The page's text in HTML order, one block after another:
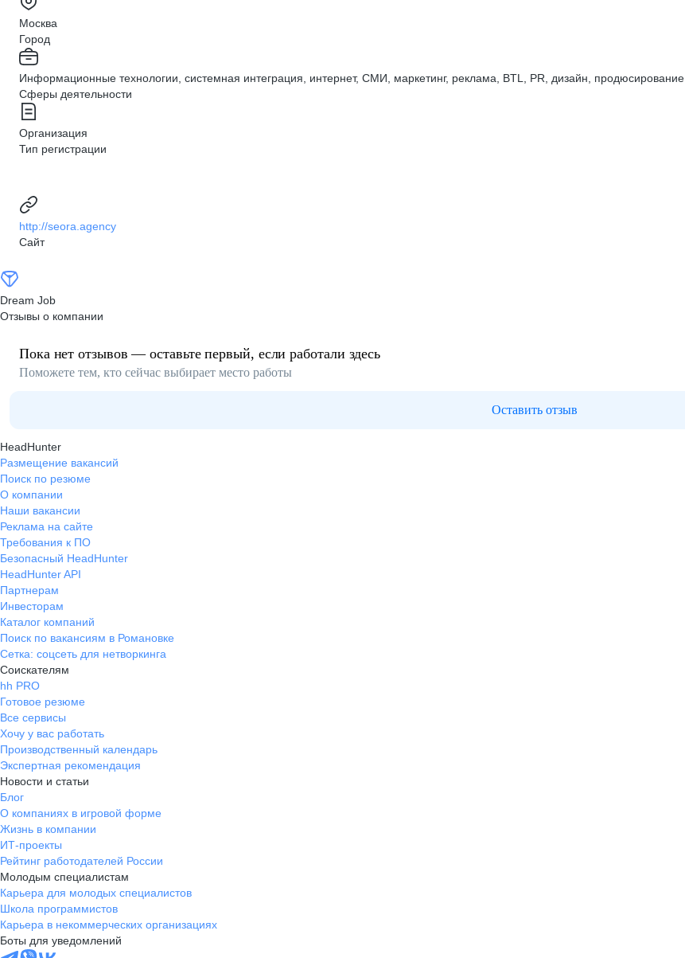
Москва
Город
Информационные технологии, системная интеграция, интернет, СМИ, маркетинг, реклама, BTL, PR, дизайн, продюсирование
Сферы деятельности
Организация
Тип регистрации
http://seora.agency
Сайт
Dream Job
Отзывы о компании
Пока нет отзывов — оставьте первый, если работали здесь
Поможете тем, кто сейчас выбирает место работы
Оставить отзыв
HeadHunter
Размещение вакансий
Поиск по резюме
О компании
Наши вакансии
Реклама на сайте
Требования к ПО
Безопасный HeadHunter
HeadHunter API
Партнерам
Инвесторам
Каталог компаний
Поиск по вакансиям в Романовке
Сетка: соцсеть для нетворкинга
Соискателям
hh PRO
Готовое резюме
Все сервисы
Хочу у вас работать
Производственный календарь
Экспертная рекомендация
Новости и статьи
Блог
О компаниях в игровой форме
Жизнь в компании
ИТ-проекты
Рейтинг работодателей России
Молодым специалистам
Карьера для молодых специалистов
Школа программистов
Карьера в некоммерческих организациях
Боты для уведомлений